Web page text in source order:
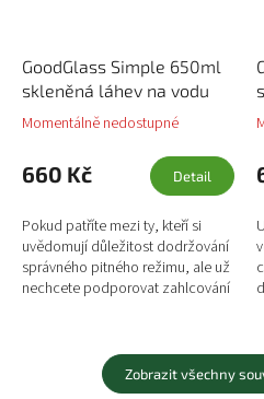
GoodGlass Simple 650ml
skleněná láhev na vodu
Momentálně nedostupné
660 Kč Detail
Pokud patříte mezi ty, kteří si
uvědomují důležitost dodržování
správného pitného režimu, ale už
nechcete podporovat zahlcování
Zobrazit všechny